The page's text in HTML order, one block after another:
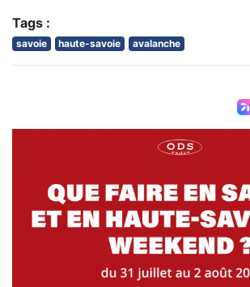
Tags :
savoie haute-savoie avalanche